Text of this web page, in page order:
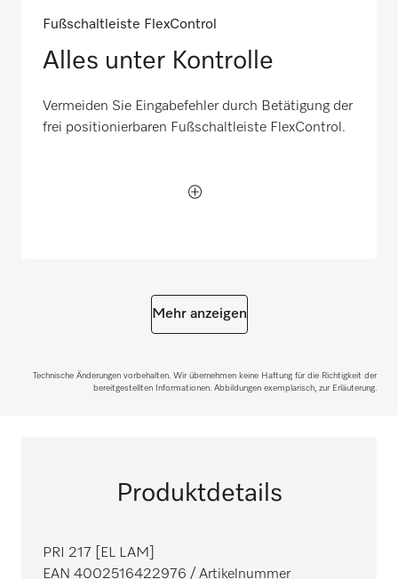
Fußschaltleiste FlexControl
Alles unter Kontrolle
Vermeiden Sie Eingabefehler durch Betätigung der
frei positionierbaren Fußschaltleiste FlexControl.
Mehr anzeigen
Technische Änderungen vorbehalten. Wir übernehmen keine Haftung für die Richtigkeit der
bereitgestellten Informationen. Abbildungen exemplarisch, zur Erläuterung.
Produktdetails
PRI 217 [EL LAM]
EAN 4002516422976 / Artikelnummer